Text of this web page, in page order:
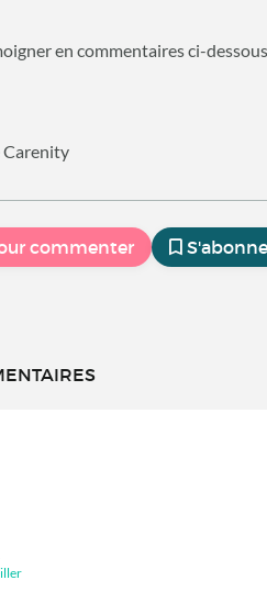
en commentaires ci-
Carenity
commenter